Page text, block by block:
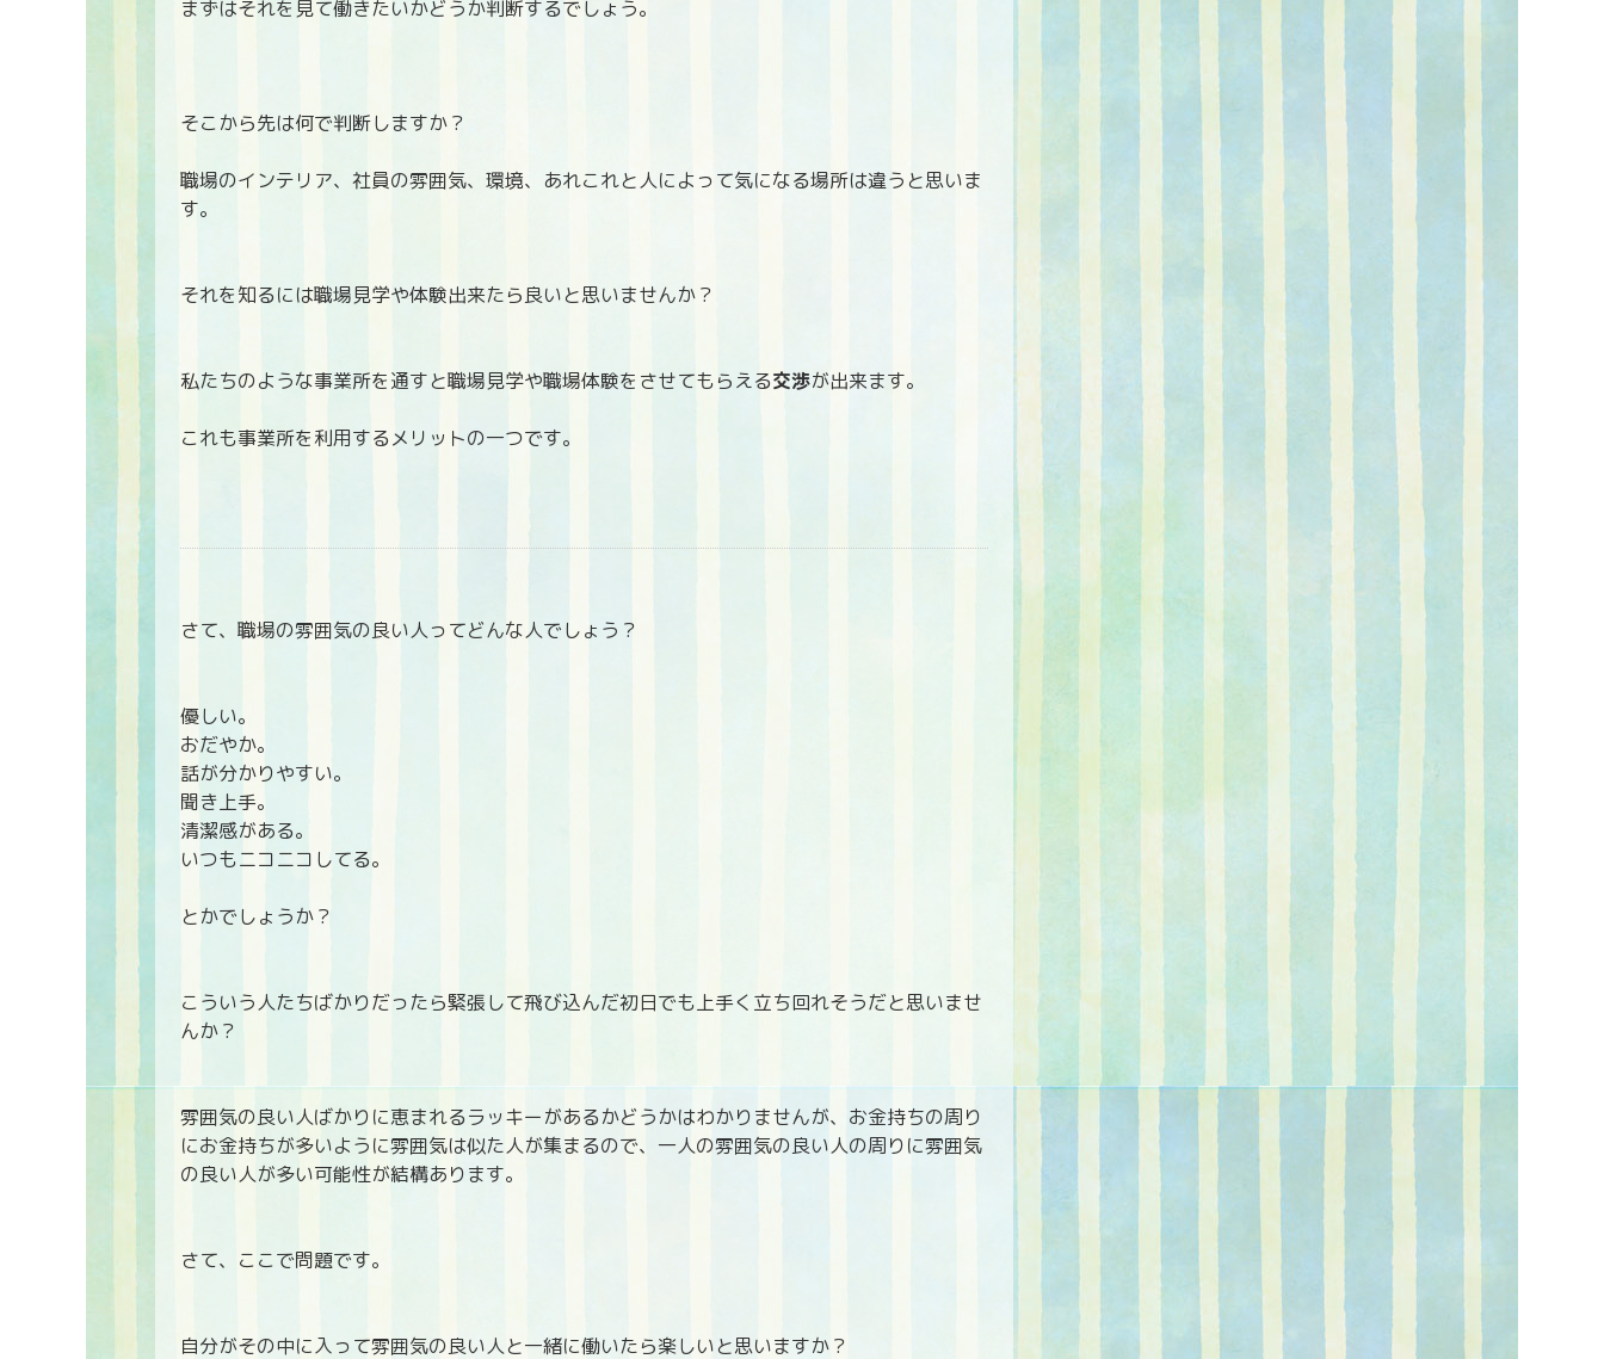
まずはそれを見て働きたいかどうか判断するでしょう。
そこから先は何で判断しますか？
職場のインテリア、社員の雰囲気、環境、あれこれと人によって気になる場所は違うと思いま
す。
それを知るには職場見学や体験出来たら良いと思いませんか？
私たちのような事業所を通すと職場見学や職場体験をさせてもらえる交渉が出来ます。
これも事業所を利用するメリットの一つです。
さて、職場の雰囲気の良い人ってどんな人でしょう？
優しい。
おだやか。
話が分かりやすい。
聞き上手。
清潔感がある。
いつもニコニコしてる。
とかでしょうか？
こういう人たちばかりだったら緊張して飛び込んだ初日でも上手く立ち回れそうだと思いませ
んか？
雰囲気の良い人ばかりに恵まれるラッキーがあるかどうかはわかりませんが、お金持ちの周り
にお金持ちが多いように雰囲気は似た人が集まるので、一人の雰囲気の良い人の周りに雰囲気
の良い人が多い可能性が結構あります。
さて、ここで問題です。
自分がその中に入って雰囲気の良い人と一緒に働いたら楽しいと思いますか？